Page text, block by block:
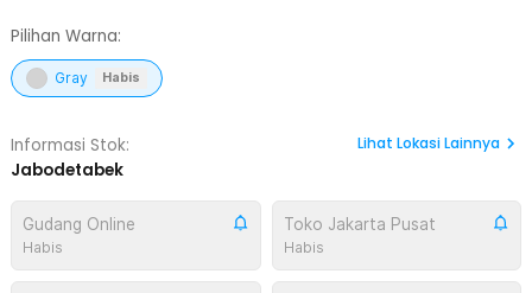
Pilihan Warna:
Gray Habis
Informasi Stok:
Jabodetabek
Lihat Lokasi Lainnya
Gudang Online
Habis
Toko Jakarta Pusat
Habis